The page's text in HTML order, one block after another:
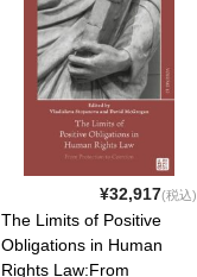
¥32,917(税込)
The Limits of Positive
Obligations in Human
Rights Law:From